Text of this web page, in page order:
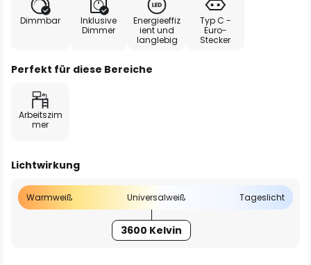
Dimmbar
Inklusive
Dimmer
Energieeffiz
ient und
langlebig
Typ C -
Euro-
Stecker
Perfekt für diese Bereiche
Arbeitszim
mer
Lichtwirkung
Warmweiß Universalweiß Tageslicht
3600 Kelvin